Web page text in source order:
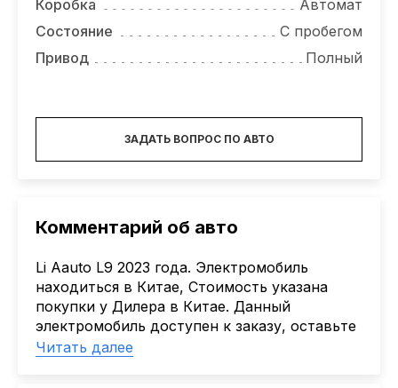
Комментарий об авто
Li Aauto L9 2023 года. Электромобиль
находиться в Китае, Стоимость указана
покупки у Дилера в Китае. Данный
электромобиль доступен к заказу, оставьте
заявку или позвоните нам и мы оформим
Читать далее
Коробка
Автомат
Состояние
С пробегом
Привод
Полный
ЗАДАТЬ ВОПРОС ПО АВТО